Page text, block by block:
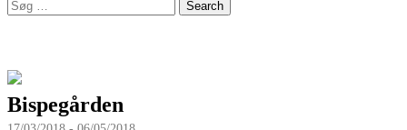
Search
for:
Bispegården